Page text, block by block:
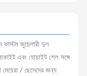
কাস্টম জুয়েলারী দুল
এবং হোয়াইট শেল সঙ্গে
/ ছেলেদের জন্য